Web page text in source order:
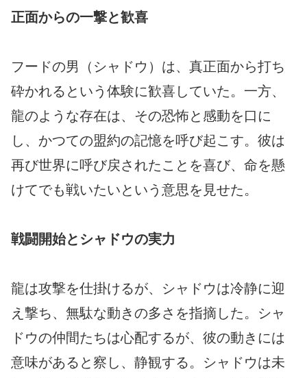
正面からの一撃と歓喜
フードの男（シャドウ）は、真正面から打ち
砕かれるという体験に歓喜していた。一方、
龍のような存在は、その恐怖と感動を口に
し、かつての盟約の記憶を呼び起こす。彼は
再び世界に呼び戻されたことを喜び、命を懸
けてでも戦いたいという意思を見せた。
戦闘開始とシャドウの実力
龍は攻撃を仕掛けるが、シャドウは冷静に迎
え撃ち、無駄な動きの多さを指摘した。シャ
ドウの仲間たちは心配するが、彼の動きには
意味があると察し、静観する。シャドウは未